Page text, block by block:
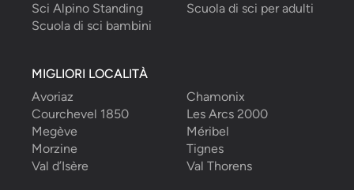
Sci Alpino Standing
Scuola di sci per adulti
Scuola di sci bambini
MIGLIORI LOCALITÀ
Avoriaz
Chamonix
Courchevel 1850
Les Arcs 2000
Megève
Méribel
Morzine
Tignes
Val d’Isère
Val Thorens